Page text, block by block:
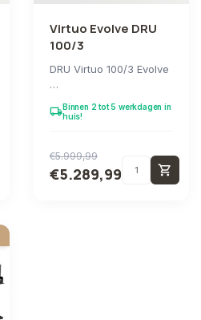
Virtuo Evolve DRU
100/3
DRU Virtuo 100/3 Evolve
haarden van Virtuo
local_shippingBinnen 2 tot 5 werkdagen in
huis!
€5.999,99
€5.289,99 shopping_cart